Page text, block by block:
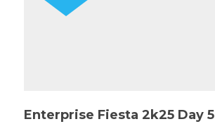
Enterprise Fiesta 2k25 Day 5